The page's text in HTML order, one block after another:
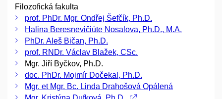
Filozofická fakulta
prof. PhDr. Mgr. Ondřej Šefčík, Ph.D.
Halina Beresnevičiúte Nosalova, Ph.D., M.A.
PhDr. Aleš Bičan, Ph.D.
prof. RNDr. Václav Blažek, CSc.
Mgr. Jiří Byčkov, Ph.D.
doc. PhDr. Mojmír Dočekal, Ph.D.
Mgr. et Mgr. Bc. Linda Drahošová Opálená